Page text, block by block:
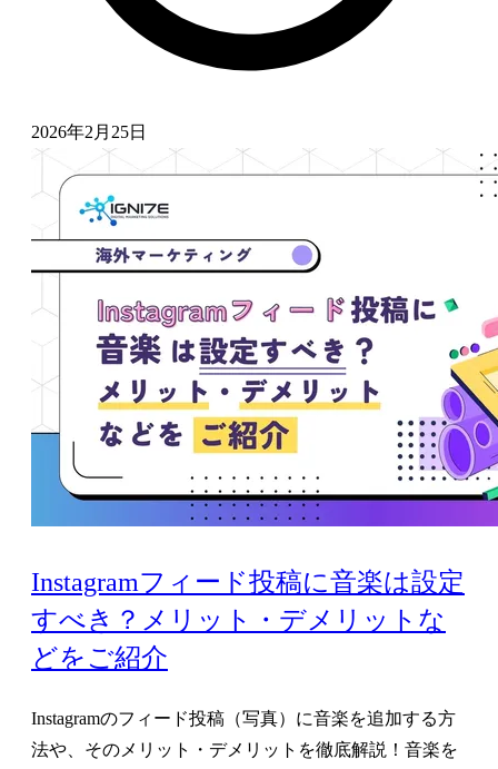
2026年2月25日
Instagramフィード投稿に音楽は設定
すべき？メリット・デメリットな
どをご紹介
Instagramのフィード投稿（写真）に音楽を追加する方
法や、そのメリット・デメリットを徹底解説！音楽を